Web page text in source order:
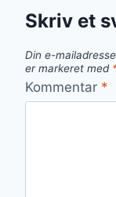
Skriv et
Din e-
er markeret med
Kommentar *